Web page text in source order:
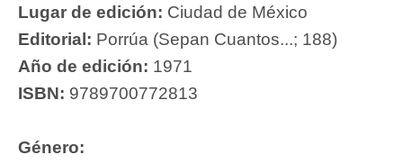
Lugar de edición: Ciudad de México
Editorial: Porrúa (Sepan Cuantos...; 188)
Año de edición: 1971
ISBN: 9789700772813
Género: